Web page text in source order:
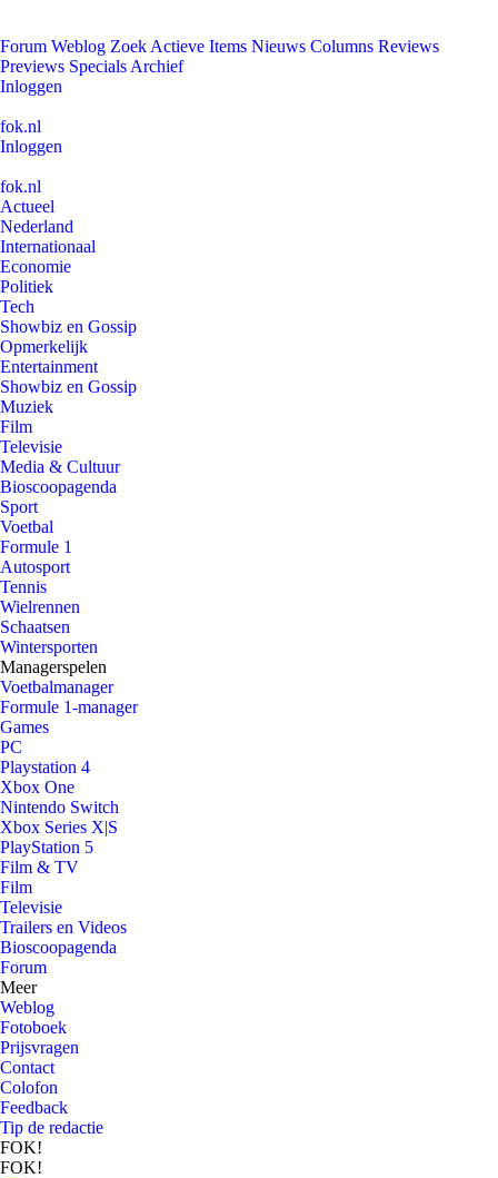
Forum Weblog Zoek Actieve Items Nieuws Columns Reviews
Previews Specials Archief
Inloggen
fok.nl
Inloggen
fok.nl
Actueel
Nederland
Internationaal
Economie
Politiek
Tech
Showbiz en Gossip
Opmerkelijk
Entertainment
Showbiz en Gossip
Muziek
Film
Televisie
Media & Cultuur
Bioscoopagenda
Sport
Voetbal
Formule 1
Autosport
Tennis
Wielrennen
Schaatsen
Wintersporten
Managerspelen
Voetbalmanager
Formule 1-manager
Games
PC
Playstation 4
Xbox One
Nintendo Switch
Xbox Series X|S
PlayStation 5
Film & TV
Film
Televisie
Trailers en Videos
Bioscoopagenda
Forum
Meer
Weblog
Fotoboek
Prijsvragen
Contact
Colofon
Feedback
Tip de redactie
FOK!
FOK!